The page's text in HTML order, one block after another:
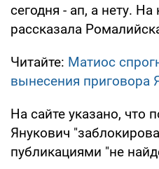
сегодня - ап, а нету.
рассказала
Читайте: Матиос
вынесения приговора
На сайте указано, что
Янукович
публикациями "не